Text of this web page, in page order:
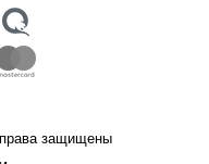
защищены